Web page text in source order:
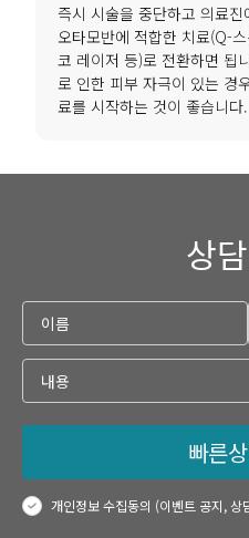
즉시 시술을 중단하고 의료
오타모반에 적합한 치료(Q-
코 레이저 등)로 전환하면 됩
로 인한 피부 자극이 있는 경
료를 시작하는 것이 좋습니다.
상
빠른
개인정보 수집동의 (이벤트 공지, 상